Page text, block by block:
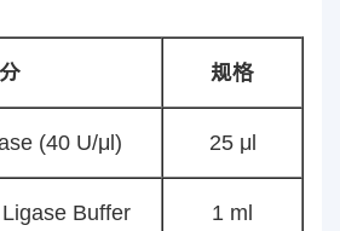
规格
(40 U/μl) 25 μl
Buffer 1 ml